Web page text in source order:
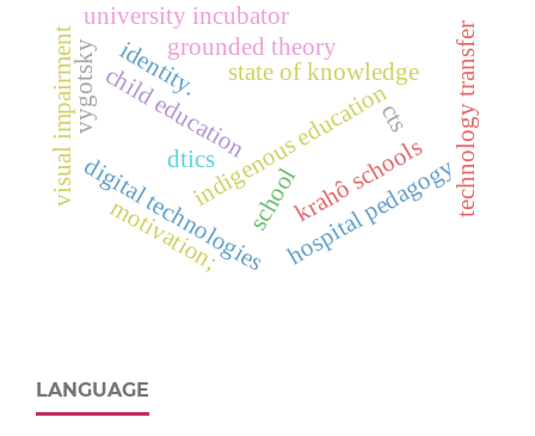
indigenous education
krahô schools
identity. state of knowledge
school
digital technologies
child education
vygotsky cts
grounded theory
hospital pedagogy
visual impairment dtics
university incubator
technology transfer
motivation;
LANGUAGE